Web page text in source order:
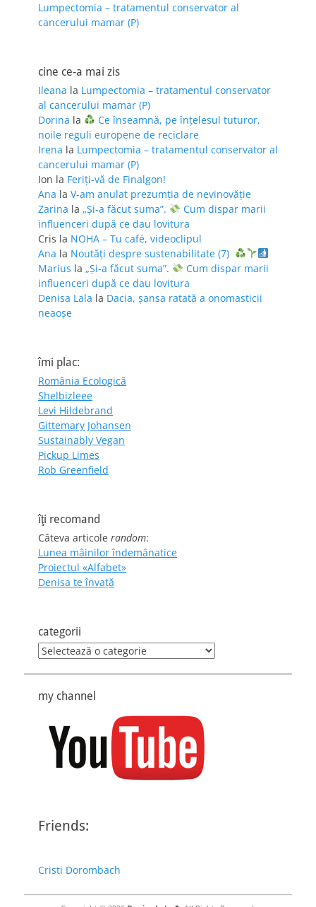
Lumpectomia – tratamentul conservator al
cancerului mamar (P)
cine ce-a mai zis
Ileana la Lumpectomia – tratamentul conservator
al cancerului mamar (P)
Dorina la
Ce înseamnă, pe înțelesul tuturor,
noile reguli europene de reciclare
Irena la Lumpectomia – tratamentul conservator al
cancerului mamar (P)
Ion la Feriţi-vă de Finalgon!
Ana la V-am anulat prezumția de nevinovăție
Zarina la „Și-a făcut suma”.
Cum dispar marii
influenceri după ce dau lovitura
Cris la NOHA – Tu café, videoclipul
Ana la Noutăți despre sustenabilitate (7)
Marius la „Și-a făcut suma”.
Cum dispar marii
influenceri după ce dau lovitura
Denisa Lala la Dacia, șansa ratată a onomasticii
neaoșe
îmi plac:
România Ecologică
Shelbizleee
Levi Hildebrand
Gittemary Johansen
Sustainably Vegan
Pickup Limes
Rob Greenfield
îţi recomand
Câteva articole random:
Lunea mâinilor îndemânatice
Proiectul «Alfabet»
Denisa te învaţă
categorii
categorii
my channel
Friends:
Cristi Dorombach